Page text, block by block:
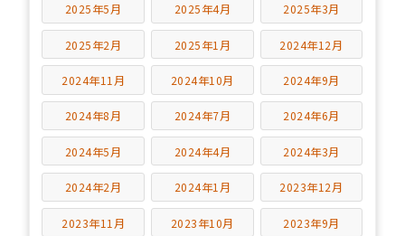
2025年5月 2025年4月 2025年3月
2025年2月 2025年1月 2024年12月
2024年11月 2024年10月 2024年9月
2024年8月 2024年7月 2024年6月
2024年5月 2024年4月 2024年3月
2024年2月 2024年1月 2023年12月
2023年11月 2023年10月 2023年9月